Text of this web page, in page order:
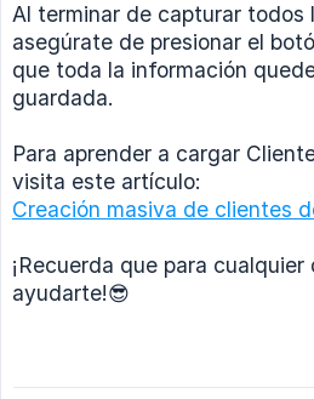
Al terminar de capturar
asegúrate de presionar el
que toda la información
guardada.
Para aprender a cargar
visita este artículo:
Creación masiva de clientes
¡Recuerda que para
ayudarte!😎